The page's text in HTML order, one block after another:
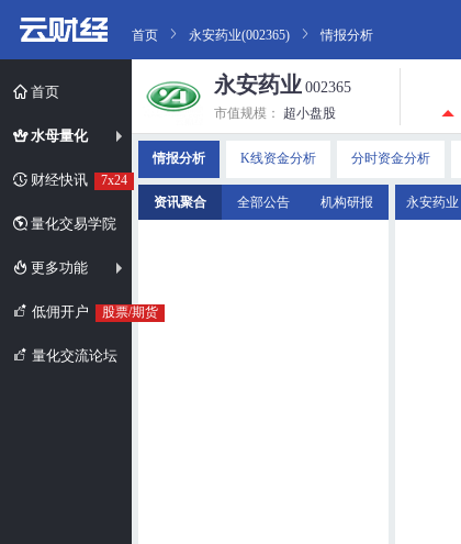
首页
水母量化
财经快讯 7x24
量化交易学院
更多功能
低佣开户 股票/期货
量化交流论坛
首页 永安药业(002365) 情报分析
永安药业 002365
市值规模： 超小盘股
情报分析 K线资金分析 分时资金分析
资讯聚合 全部公告 机构研报 永安药业